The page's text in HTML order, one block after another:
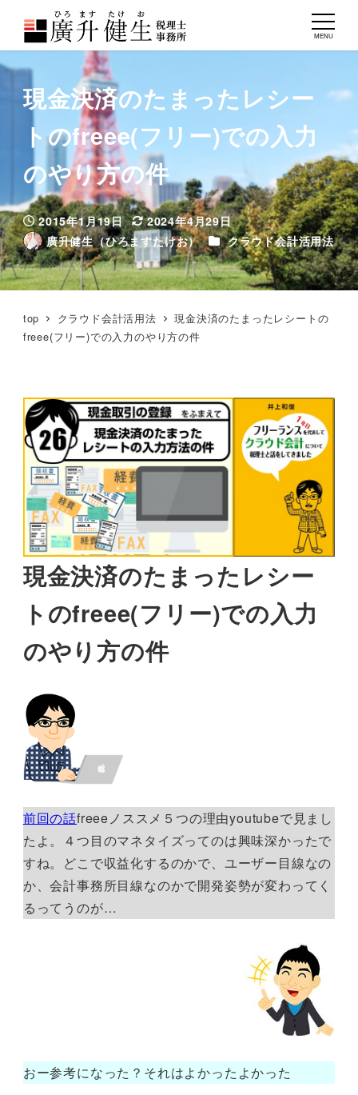
MENU
現金決済のたまったレシー
トのfreee(フリー)での入力
のやり方の件
投稿日
2015年1月19日
更新日
2024年4月29日
著
者
廣升健生（ひろますたけお） カテゴリー
クラウド会計活用法
top クラウド会計活用法
現金決済のたまったレシートの
freee(フリー)での入力のやり方の件
現金決済のたまったレシー
トのfreee(フリー)での入力
のやり方の件
前回の話freeeノススメ５つの理由youtubeで見まし
たよ。４つ目のマネタイズってのは興味深かったで
すね。どこで収益化するのかで、ユーザー目線なの
か、会計事務所目線なのかで開発姿勢が変わってく
るってうのが…
おー参考になった？それはよかったよかった